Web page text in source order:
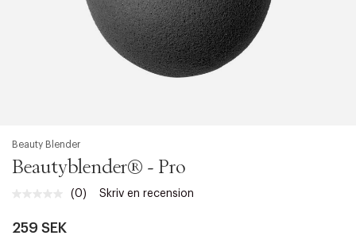
Beauty Blender
Beautyblender® - Pro
Inget
(0) Skriv en recension
259 SEK